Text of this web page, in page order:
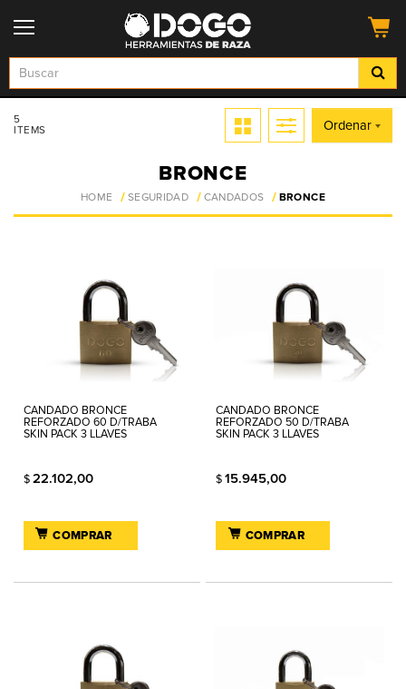
BRONCE
HOME SEGURIDAD CANDADOS BRONCE
5
ITEMS
Ordenar
CANDADO BRONCE
REFORZADO 60 D/TRABA
SKIN PACK 3 LLAVES
$ 22.102,00
COMPRAR
CANDADO BRONCE
REFORZADO 50 D/TRABA
SKIN PACK 3 LLAVES
$15.945,00
COMPRAR